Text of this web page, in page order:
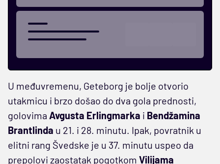
U međuvremenu, Geteborg je bolje otvorio
utakmicu i brzo došao do dva gola prednosti,
golovima Avgusta Erlingmarka i Bendžamina
Brantlinda u 21. i 28. minutu. Ipak, povratnik u
elitni rang Švedske je u 37. minutu uspeo da
prepolovi zaostatak pogotkom Vilijama